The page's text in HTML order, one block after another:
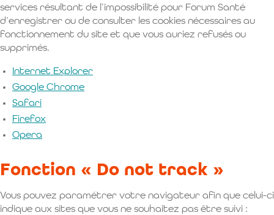
services résultant de l’impossibilité pour Forum Santé
d’enregistrer ou de consulter les cookies nécessaires au
fonctionnement du site et que vous auriez refusés ou
supprimés.
Internet Explorer
Google Chrome
Safari
Firefox
Opera
Fonction « Do not track »
Vous pouvez paramétrer votre navigateur afin que celui-ci
indique aux sites que vous ne souhaitez pas être suivi :